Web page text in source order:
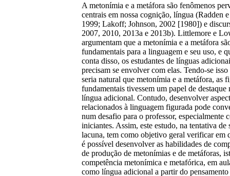
A metonímia e a metáfora são fenômenos
centrais em nossa cognição, língua (Radden
1999; Lakoff; Johnson, 2002 [1980]) e
2007, 2010, 2013a e 2013b). Littlemore e
argumentam que a metonímia e a metáfora
fundamentais para a linguagem e seu uso, e
conta disso, os estudantes de línguas
precisam se envolver com elas. Tendo-se
seria natural que metonímia e a metáfora, as
fundamentais tivessem um papel de destaque
língua adicional. Contudo, desenvolver
relacionados à linguagem figurada pode
num desafio para o professor, especialmente
iniciantes. Assim, este estudo, na tentativa de
lacuna, tem como objetivo geral verificar em
é possível desenvolver as habilidades de
de produção de metonímias e de metáforas,
competência metonímica e metafórica, em
como língua adicional a partir do